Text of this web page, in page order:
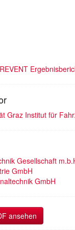
Graz Institut für
Gesellschaft
GmbH
GmbH
ansehen